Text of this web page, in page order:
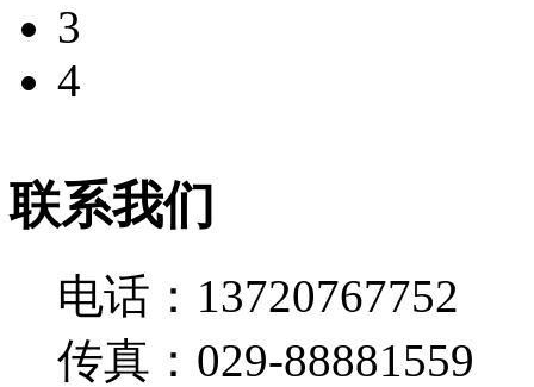
3
4
联系我们
电话：13720767752
传真：029-88881559